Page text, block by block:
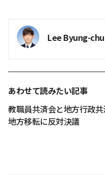
Lee Byung-
あわせて読みたい記事
教職員共済会と地方行政
地方移転に反対決議